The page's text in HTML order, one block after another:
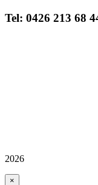
Tel: 0426 213 68
2026
×